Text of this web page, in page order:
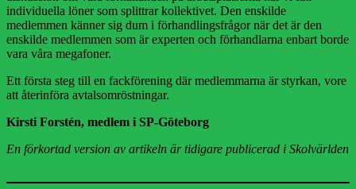
individuella löner som splittrar kollektivet. Den enskilde
medlemmen känner sig dum i förhandlingsfrågor när det är den
enskilde medlemmen som är experten och förhandlarna enbart borde
vara våra megafoner.
Ett första steg till en fackförening där medlemmarna är styrkan, vore
att återinföra avtalsomröstningar.
Kirsti Forstén, medlem i SP-Göteborg
En förkortad version av artikeln är tidigare publicerad i Skolvärlden